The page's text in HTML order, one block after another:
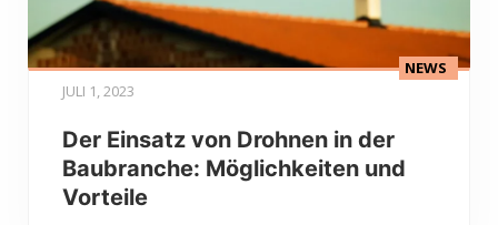
JULI 1, 2023
NEWS
Der Einsatz von Drohnen in der
Baubranche: Möglichkeiten und
Vorteile